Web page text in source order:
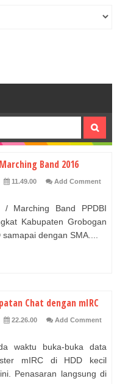
Band 2016
11.49.00
Add Comment
/ Marching Band PPDBI
Kabupaten Grobogan
dengan SMA....
Chat dengan mIRC
22.26.00
Add Comment
waktu buka-buka data
mIRC di HDD kecil
Penasaran langsung di